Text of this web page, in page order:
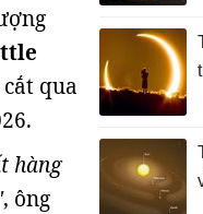
qua
hàng
, ông